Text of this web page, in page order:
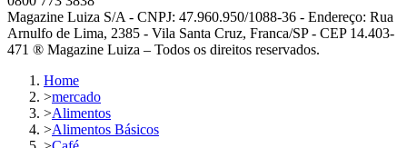
Magazine Luiza S/A - CNPJ: 47.960.950/1088-36 - Endereço: Rua
Arnulfo de Lima, 2385 - Vila Santa Cruz, Franca/SP - CEP 14.403-
471 ® Magazine Luiza – Todos os direitos reservados.
Home
>mercado
>Alimentos
>Alimentos Básicos